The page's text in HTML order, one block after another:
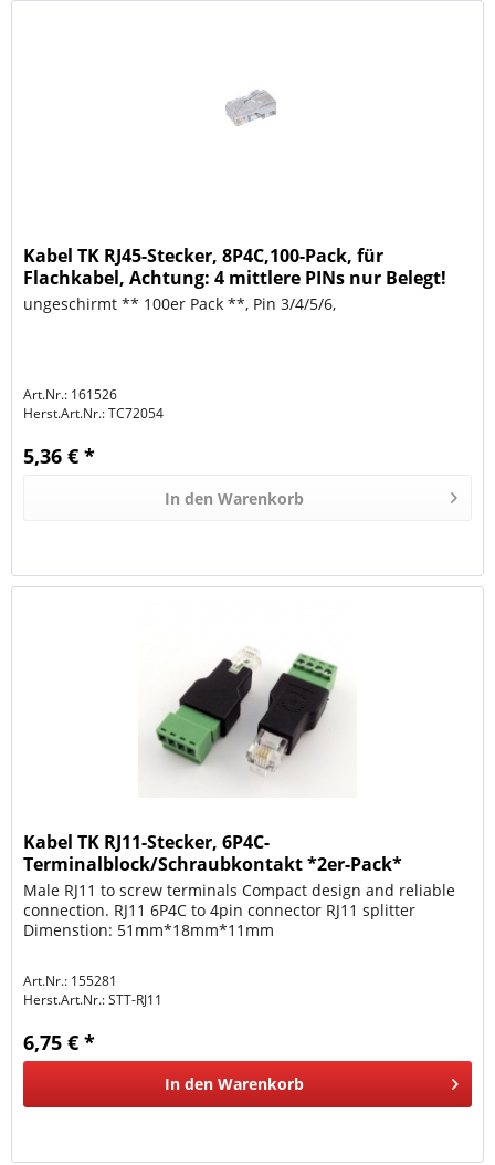
Kabel TK RJ45-Stecker, 8P4C,100-Pack, für
Flachkabel, Achtung: 4 mittlere PINs nur Belegt!
ungeschirmt ** 100er Pack **, Pin 3/4/5/6,
Art.Nr.: 161526
Herst.Art.Nr.:TC72054
5,36 € *
In den Warenkorb
Kabel TK RJ11-Stecker, 6P4C-
Terminalblock/Schraubkontakt *2er-Pack*
Male RJ11 to screw terminals Compact design and reliable
connection. RJ11 6P4C to 4pin connector RJ11 splitter
Dimenstion: 51mm*18mm*11mm
Art.Nr.: 155281
Herst.Art.Nr.:STT-RJ11
6,75 € *
In den Warenkorb